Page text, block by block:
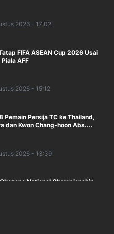
2026 - 17:02
FIFA ASEAN Cup 2026 Usai
AFF
2026 - 15:12
Pemain Persija TC ke Thailand,
dan Kwon Chang-hoon Abs....
2026 - 13:39
National Championship